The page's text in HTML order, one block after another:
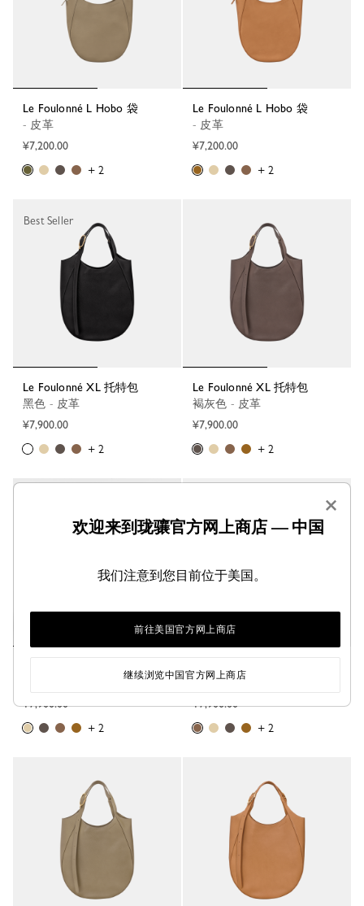
Le Foulonné L Hobo 袋
- 皮革
¥7,200.00
+ 2
Le Foulonné L Hobo 袋
- 皮革
¥7,200.00
+ 2
Le Foulonné XL 托特包
黑色 - 皮革
¥7,900.00
+ 2
Best Seller
Le Foulonné XL 托特包
褐灰色 - 皮革
¥7,900.00
+ 2
¥7,900.00
+ 2
咖啡棕 - 皮革
¥7,900.00
+ 2
×
欢迎来到珑骧官方网上商店 — 中国
我们注意到您目前位于美国。
前往美国官方网上商店
继续浏览中国官方网上商店